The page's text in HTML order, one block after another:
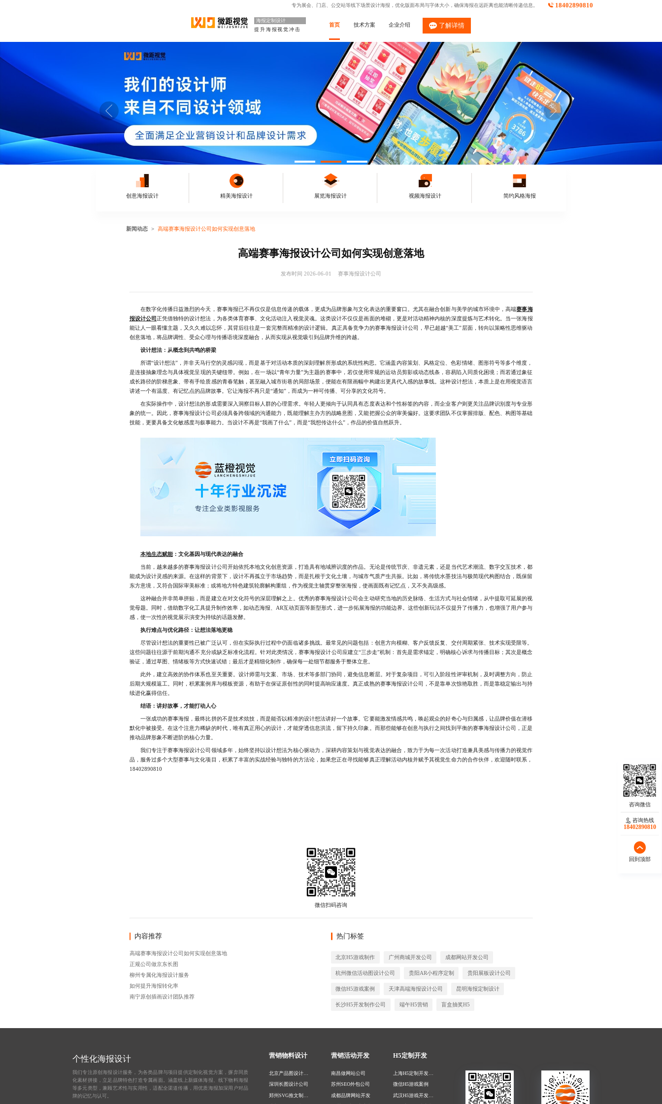
专为展会、门店、公交站等线下场景设计海报，优化版面布局与字体大小，确保海报在远距离也能清晰传递信息。 18402890810
海报定制设计
提升海报视觉冲击
首页 技术方案 企业介绍 了解详情
创意海报设计 精美海报设计 展览海报设计 视频海报设计 简约风格海报
新闻动态 高端赛事海报设计公司如何实现创意落地
高端赛事海报设计公司如何实现创意落地
发布时间 2026-06-01 赛事海报设计公司
在数字化传播日益激烈的今天，赛事海报已不再仅仅是信息传递的载体，更成为品牌形象与文化表达的重要窗口。尤其在融合创新与美学的城市环境中，高端赛事海
报设计公司 正凭借独特的设计想法，为各类体育赛事、文化活动注入视觉灵魂。这类设计不仅仅是画面的堆砌，更是对活动精神内核的深度提炼与艺术转化。当一张海报
能让人一眼看懂主题，又久久难以忘怀，其背后往往是一套完整而精准的设计逻辑。真正具备竞争力的赛事海报设计公司，早已超越“美工”层面，转向以策略性思维驱动
创意落地，将品牌调性、受众心理与传播语境深度融合，从而实现从视觉吸引到品牌升维的跨越。
设计想法：从概念到共鸣的桥梁
所谓“设计想法”，并非天马行空的灵感闪现，而是基于对活动本质的深刻理解所形成的系统性构思。它涵盖内容策划、风格定位、色彩情绪、图形符号等多个维度，
是连接抽象理念与具体视觉呈现的关键纽带。例如，在一场以“青年力量”为主题的赛事中，若仅使用常规的运动员剪影或动态线条，容易陷入同质化困境；而若通过象征
成长路径的阶梯意象、带有手绘质感的青春笔触，甚至融入城市街巷的局部场景，便能在有限画幅中构建出更具代入感的故事线。这种设计想法，本质上是在用视觉语言
讲述一个有温度、有记忆点的品牌故事。它让海报不再只是“通知”，而成为一种可传播、可分享的文化符号。
在实际操作中，设计想法的形成需要深入洞察目标人群的心理需求。年轻人更倾向于认同具有态度表达和个性标签的内容，而企业客户则更关注品牌识别度与专业形
象的统一。因此，赛事海报设计公司必须具备跨领域的沟通能力，既能理解主办方的战略意图，又能把握公众的审美偏好。这要求团队不仅掌握排版、配色、构图等基础
技能，更要具备文化敏感度与叙事能力。当设计不再是“我画了什么”，而是“我想传达什么”，作品的价值自然跃升。
本地生态赋能：文化基因与现代表达的融合
当前，越来越多的赛事海报设计公司开始依托本地文化创意资源，打造具有地域辨识度的作品。无论是传统节庆、非遗元素，还是当代艺术潮流、数字交互技术，都
能成为设计灵感的来源。在这样的背景下，设计不再孤立于市场趋势，而是扎根于文化土壤，与城市气质产生共振。比如，将传统水墨技法与极简现代构图结合，既保留
东方意境，又符合国际审美标准；或将地方特色建筑轮廓解构重组，作为视觉主轴贯穿整张海报，使画面既有记忆点，又不失高级感。
这种融合并非简单拼贴，而是建立在对文化符号的深层理解之上。优秀的赛事海报设计公司会主动研究当地的历史脉络、生活方式与社会情绪，从中提取可延展的视
觉母题。同时，借助数字化工具提升制作效率，如动态海报、AR互动页面等新型形式，进一步拓展海报的功能边界。这些创新玩法不仅提升了传播力，也增强了用户参与
感，使一次性的视觉展示演变为持续的话题发酵。
执行难点与优化路径：让想法落地更稳
尽管设计想法的重要性已被广泛认可，但在实际执行过程中仍面临诸多挑战。最常见的问题包括：创意方向模糊、客户反馈反复、交付周期紧张、技术实现受限等。
这些问题往往源于前期沟通不充分或缺乏标准化流程。针对此类情况，赛事海报设计公司应建立“三步走”机制：首先是需求锚定，明确核心诉求与传播目标；其次是概念
验证，通过草图、情绪板等方式快速试错；最后才是精细化制作，确保每一处细节都服务于整体立意。
此外，建立高效的协作体系也至关重要。设计师需与文案、市场、技术等多部门协同，避免信息断层。对于复杂项目，可引入阶段性评审机制，及时调整方向，防止
后期大规模返工。同时，积累案例库与模板资源，有助于在保证原创性的同时提高响应速度。真正成熟的赛事海报设计公司，不是靠单次惊艳取胜，而是靠稳定输出与持
续进化赢得信任。
结语：讲好故事，才能打动人心
一张成功的赛事海报，最终比拼的不是技术炫技，而是能否以精准的设计想法讲好一个故事。它要能激发情感共鸣，唤起观众的好奇心与归属感，让品牌价值在潜移
默化中被接受。在这个注意力稀缺的时代，唯有真正用心的设计，才能穿透信息洪流，留下持久印象。而那些能够在创意与执行之间找到平衡的赛事海报设计公司，正是
推动品牌形象不断进阶的核心力量。
我们专注于赛事海报设计公司领域多年，始终坚持以设计想法为核心驱动力，深耕内容策划与视觉表达的融合，致力于为每一次活动打造兼具美感与传播力的视觉作
品，服务过多个大型赛事与文化项目，积累了丰富的实战经验与独特的方法论，如果您正在寻找能够真正理解活动内核并赋予其视觉生命力的合作伙伴，欢迎随时联系，
18402890810
内容推荐
高端赛事海报设计公司如何实现创意落地
正规公司做京东长图
柳州专属化海报设计服务
如何提升海报转化率
南宁原创插画设计团队推荐
热门标签
北京H5游戏制作 广州商城开发公司 成都网站开发公司
杭州微信活动图设计公司 贵阳AR小程序定制 贵阳展板设计公司
微信H5游戏案例 天津高端海报设计公司 昆明海报定制设计
长沙H5开发制作公司 端午H5营销 盲盒抽奖H5
个性化海报设计
我们专注原创海报设计服务，为各类品牌与项目提供定制化视觉方案，摒弃同质
化素材拼接，立足品牌特色打造专属画面。涵盖线上新媒体海报、线下物料海报
等多元类型，兼顾艺术性与实用性，适配全渠道传播，用优质海报加深用户对品
牌的记忆与认可。
营销物料设计
深圳长图设计公司
营销活动开发
南昌做网站公司
苏州SEO外包公司
成都品牌网站开发
H5定制开发
微信H5游戏案例
咨询热线
18402890810
回到顶部